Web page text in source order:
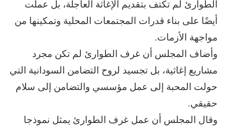
الطوارئ لم تكتف بتقديم الإغاثة العاجلة، بل عملت
أيضًا على بناء قدرات المجتمعات المحلية وتمكينها من
مواجهة الأزمات.
وأضاف المجلس أن غرف الطوارئ لم تكن مجرد
مشاريع إغاثية، بل تجسيد لروح التضامن السودانية التي
حولت المحبة إلى عمل مؤسسي والتضامن إلى سلام
حقيقي.
وقال المجلس أن عمل غرف الطوارئ يمثل نموذجا